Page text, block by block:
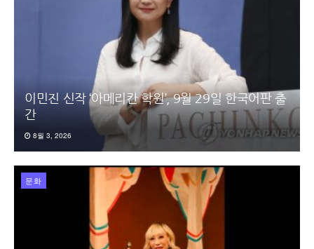
이민진 신작 ‘아메리칸 학원’, 9월 29일 한국어판 출
간
8월 3, 2026
문화